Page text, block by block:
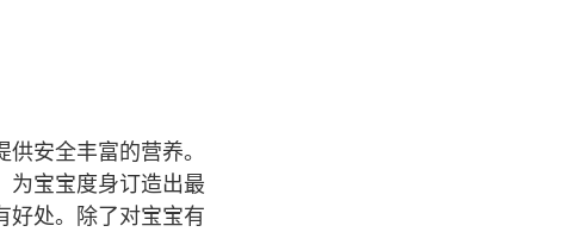
安全丰富的营养。
为宝宝度身订造出最
好处。除了对宝宝有